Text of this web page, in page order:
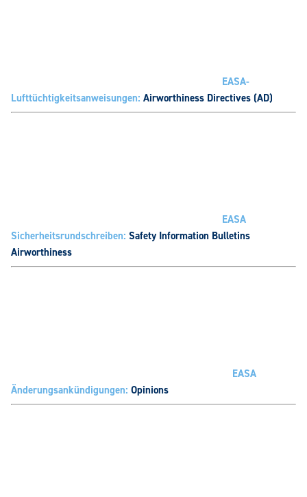
EASA-
Lufttüchtigkeitsanweisungen: Airworthiness Directives (AD)
EASA
Sicherheitsrundschreiben: Safety Information Bulletins
Airworthiness
EASA
Änderungsankündigungen: Opinions